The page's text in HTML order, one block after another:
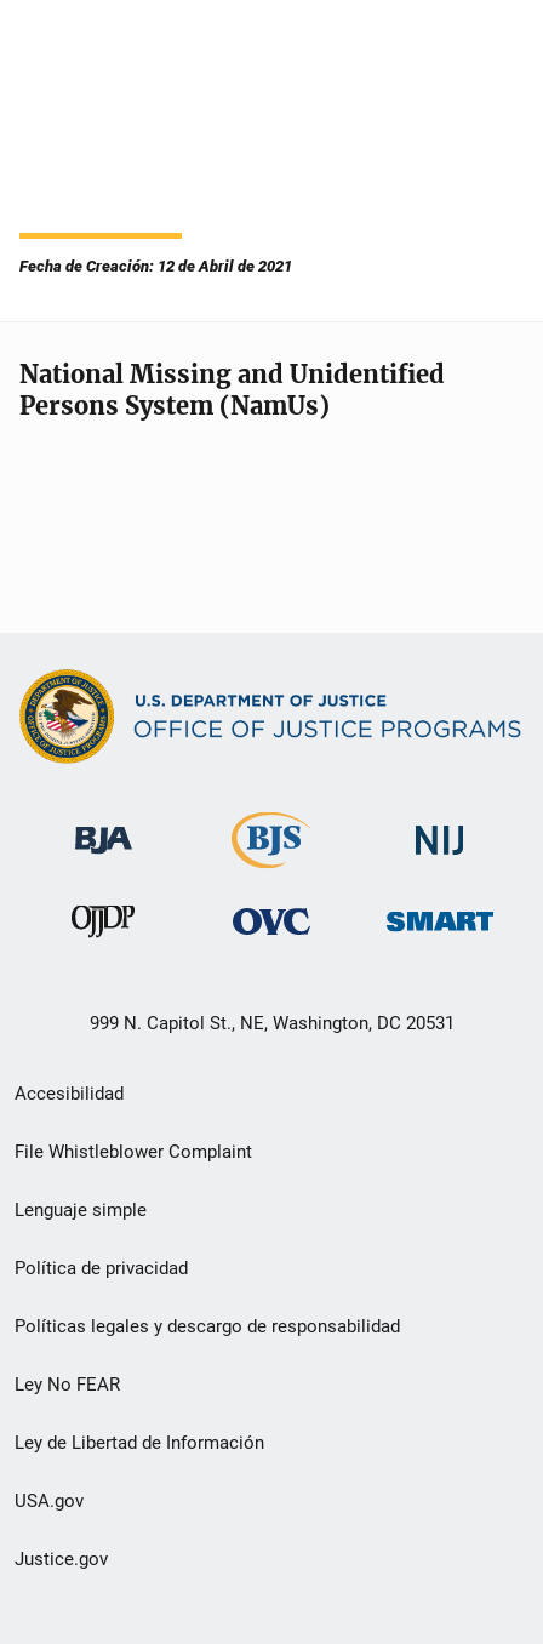
Fecha de Creación: 12 de Abril de 2021
National Missing and Unidentified
Persons System (NamUs)
999 N. Capitol St., NE, Washington, DC 20531
Menú
de
de
pie
de
página
Accesibilidad
File Whistleblower Complaint
Lenguaje simple
Política de privacidad
Políticas legales y descargo de responsabilidad
Ley No FEAR
Ley de Libertad de Información
USA.gov
Justice.gov